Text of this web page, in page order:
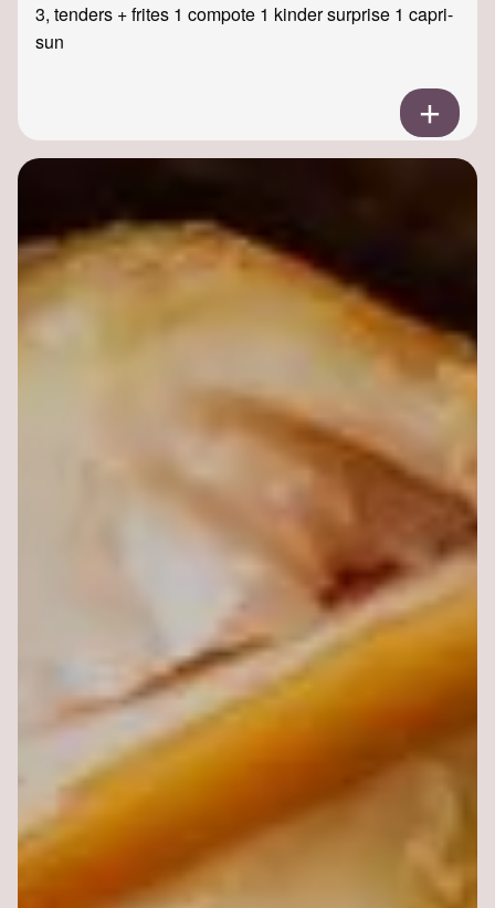
3, tenders + frites 1 compote 1 kinder surprise 1 capri-
sun